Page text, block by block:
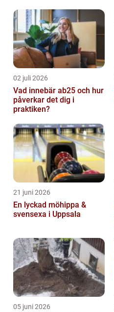
02 juli 2026
Vad innebär ab25 och hur
påverkar det dig i
praktiken?
21 juni 2026
En lyckad möhippa &
svensexa i Uppsala
05 juni 2026